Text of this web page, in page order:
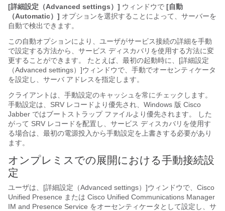
[詳細設定（Advanced settings）] ウィンドウで [自動
（Automatic）] オプションを選択することによって、サーバーを
自動で検出できます。
この自動オプションにより、ユーザがサービス接続の詳細を手動
で設定する方法から、サービス ディスカバリを使用する方法に変
更することができます。 たとえば、最初の起動時に、[詳細設定
（Advanced settings）]ウィンドウで、手動でオーセンティケータ
を設定し、サーバ アドレスを指定します。
クライアントは、手動設定のキャッシュを常にチェックします。
手動設定は、SRV レコードより優先され、Windows 版 Cisco
Jabber ではブートストラップ ファイルより優先されます。 した
がって SRV レコードを配置し、サービス ディスカバリを使用す
る場合は、最初の電源投入から手動設定を上書きする必要があり
ます。
オンプレミスでの展開における手動接続設
定
ユーザは、[詳細設定（Advanced settings）]ウィンドウで、Cisco
Unified Presence または Cisco Unified Communications Manager
IM and Presence Service をオーセンティケータとして設定し、サ